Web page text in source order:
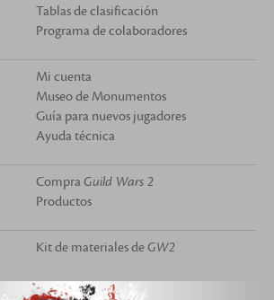
Tablas de clasificación
Programa de colaboradores
Mi cuenta
Museo de Monumentos
Guía para nuevos jugadores
Ayuda técnica
CompraGuild Wars 2
Productos
Kit de materiales deGW2